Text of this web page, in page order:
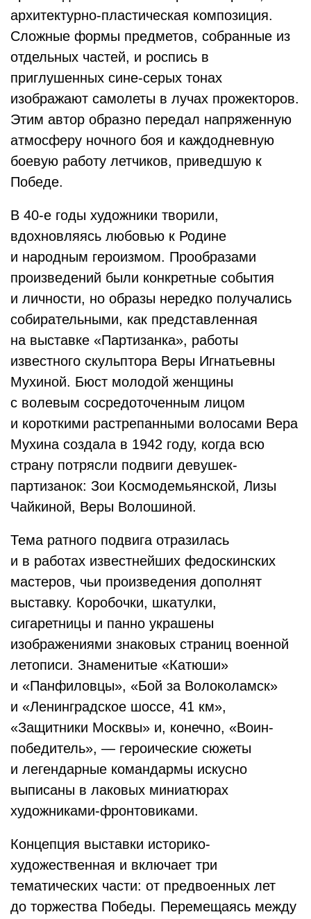
архитектурно-пластическая композиция.
Сложные формы предметов, собранные из
отдельных частей, и роспись в
приглушенных сине-серых тонах
изображают самолеты в лучах прожекторов.
Этим автор образно передал напряженную
атмосферу ночного боя и каждодневную
боевую работу летчиков, приведшую к
Победе.
В 40-е годы художники творили,
вдохновляясь любовью к Родине
и народным героизмом. Прообразами
произведений были конкретные события
и личности, но образы нередко получались
собирательными, как представленная
на выставке «Партизанка», работы
известного скульптора Веры Игнатьевны
Мухиной. Бюст молодой женщины
с волевым сосредоточенным лицом
и короткими растрепанными волосами Вера
Мухина создала в 1942 году, когда всю
страну потрясли подвиги девушек-
партизанок: Зои Космодемьянской, Лизы
Чайкиной, Веры Волошиной.
Тема ратного подвига отразилась
и в работах известнейших федоскинских
мастеров, чьи произведения дополнят
выставку. Коробочки, шкатулки,
сигаретницы и панно украшены
изображениями знаковых страниц военной
летописи. Знаменитые «Катюши»
и «Панфиловцы», «Бой за Волоколамск»
и «Ленинградское шоссе, 41 км»,
«Защитники Москвы» и, конечно, «Воин-
победитель», — героические сюжеты
и легендарные командармы искусно
выписаны в лаковых миниатюрах
художниками-фронтовиками.
Концепция выставки историко-
художественная и включает три
тематических части: от предвоенных лет
до торжества Победы. Перемещаясь между